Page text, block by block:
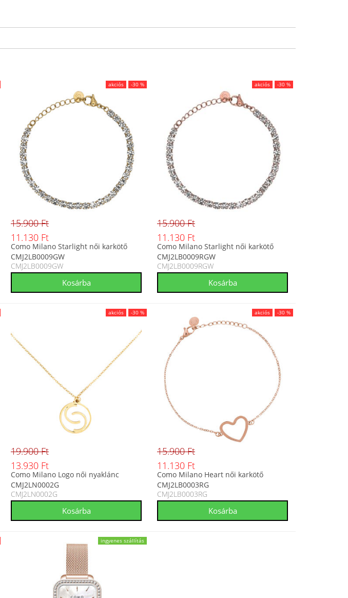
akciós -30 %
15.900 Ft
11.130 Ft
Como Milano Starlight női karkötő
CMJ2LB0009GW
CMJ2LB0009GW
akciós -30 %
15.900 Ft
11.130 Ft
Como Milano Starlight női karkötő
CMJ2LB0009RGW
CMJ2LB0009RGW
akciós -30 %
19.900 Ft
13.930 Ft
Como Milano Logo női nyaklánc
CMJ2LN0002G
CMJ2LN0002G
akciós -30 %
15.900 Ft
11.130 Ft
Como Milano Heart női karkötő
CMJ2LB0003RG
CMJ2LB0003RG
ingyenes szállítás